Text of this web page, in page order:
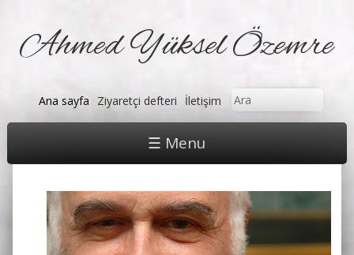
Ahmed Yüksel Özemre
Ana sayfa Ziyaretçi defteri İletişim Arama formu
Ara
☰ Menu